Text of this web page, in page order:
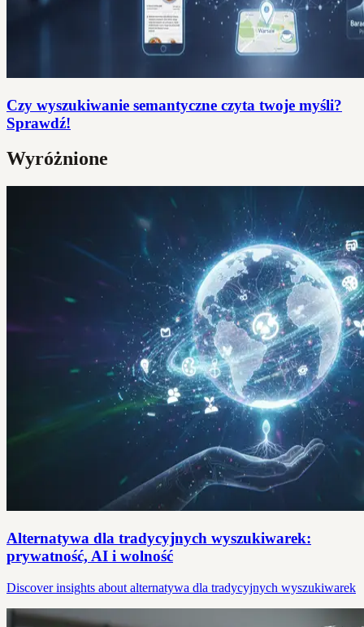
Czy wyszukiwanie semantyczne czyta twoje myśli?
Sprawdź!
Wyróżnione
Alternatywa dla tradycyjnych wyszukiwarek:
prywatność, AI i wolność
Discover insights about alternatywa dla tradycyjnych wyszukiwarek